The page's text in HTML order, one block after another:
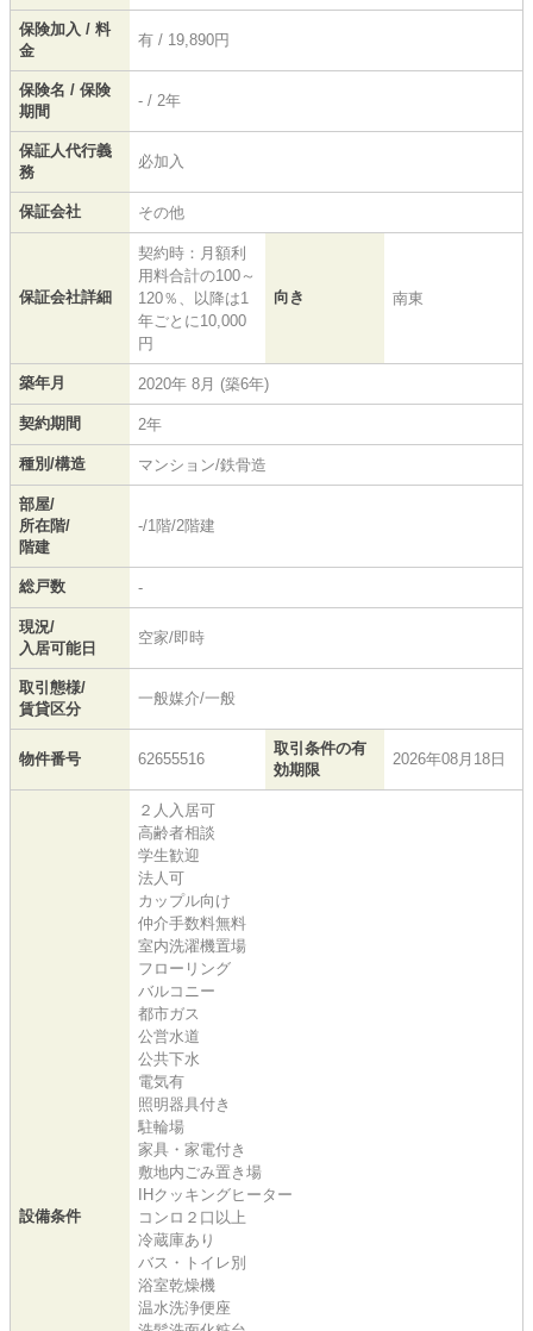
保険加入 / 料
金
有 / 19,890円
保険名 / 保険
期間
- / 2年
保証人代行義
務
必加入
保証会社 その他
保証会社詳細
契約時：月額利
用料合計の100～
120％、以降は1
年ごとに10,000
円
向き 南東
築年月 2020年 8月 (築6年)
契約期間 2年
種別/構造 マンション/鉄骨造
部屋/
所在階/
階建
-/1階/2階建
総戸数 -
現況/
入居可能日
空家/即時
取引態様/
賃貸区分
一般媒介/一般
物件番号 62655516
取引条件の有
効期限
2026年08月18日
設備条件
２人入居可
高齢者相談
学生歓迎
法人可
カップル向け
仲介手数料無料
室内洗濯機置場
フローリング
バルコニー
都市ガス
公営水道
公共下水
電気有
照明器具付き
駐輪場
家具・家電付き
敷地内ごみ置き場
IHクッキングヒーター
コンロ２口以上
冷蔵庫あり
バス・トイレ別
浴室乾燥機
温水洗浄便座